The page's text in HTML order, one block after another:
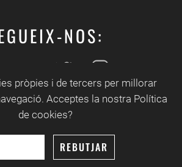
pròpies i de tercers per millorar
Acceptes la nostra Política
de cookies?
REBUTJAR
NOS:
Apartat de premsa.